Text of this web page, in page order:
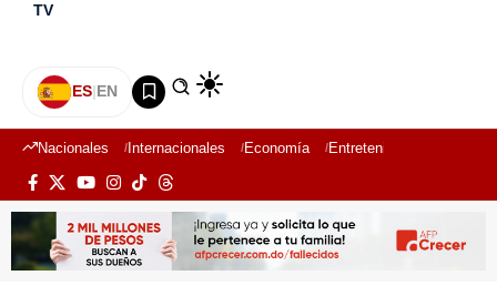
TV
ES|EN
Nacionales Internacionales Economía Entretenimiento